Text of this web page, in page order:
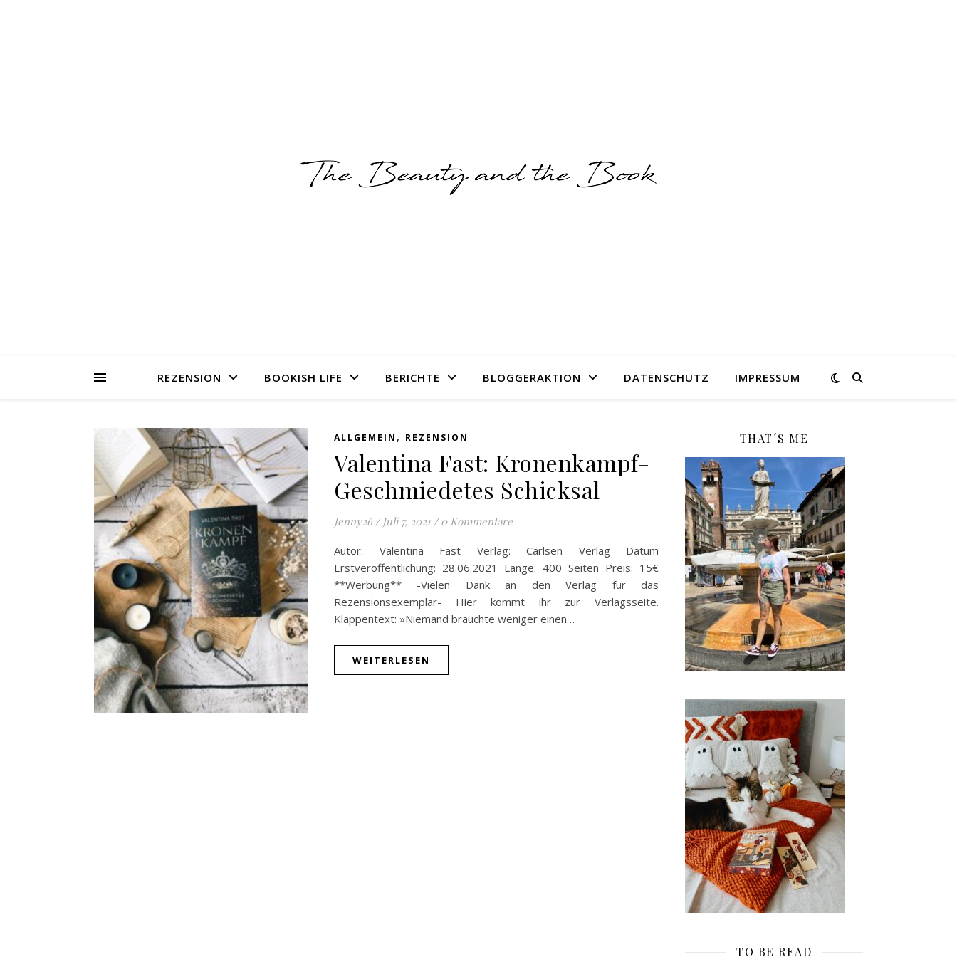
REZENSION BOOKISH LIFE BERICHTE BLOGGERAKTION DATENSCHUTZ IMPRESSUM
ALLGEMEIN , REZENSION
Valentina Fast: Kronenkampf-
Geschmiedetes Schicksal
Jenny26 / Juli 7, 2021 / 0 Kommentare
Autor: Valentina Fast Verlag: Carlsen Verlag Datum
Erstveröffentlichung: 28.06.2021 Länge: 400 Seiten Preis: 15€
**Werbung** -Vielen Dank an den Verlag für das
Rezensionsexemplar- Hier kommt ihr zur Verlagsseite.
Klappentext: »Niemand bräuchte weniger einen…
WEITERLESEN
THAT´S ME
TO BE READ